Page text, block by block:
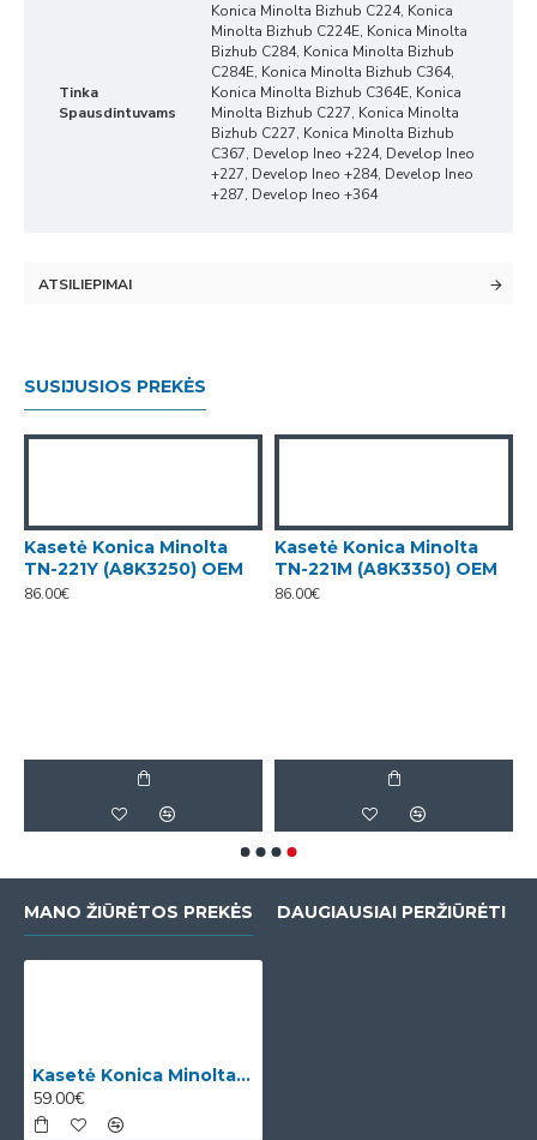
Tinka
Spausdintuvams
Konica Minolta Bizhub C224, Konica
Minolta Bizhub C224E, Konica Minolta
Bizhub C284, Konica Minolta Bizhub
C284E, Konica Minolta Bizhub C364,
Konica Minolta Bizhub C364E, Konica
Minolta Bizhub C227, Konica Minolta
Bizhub C227, Konica Minolta Bizhub
C367, Develop Ineo +224, Develop Ineo
+227, Develop Ineo +284, Develop Ineo
+287, Develop Ineo +364
ATSILIEPIMAI
SUSIJUSIOS PREKĖS
Kasetė Konica Minolta
TN-221Y (A8K3250) OEM
86.00€
Kasetė Konica Minolta
TN-221M (A8K3350) OEM
86.00€
MANO ŽIŪRĖTOS PREKĖS DAUGIAUSIAI PERŽIŪRĖTI
Kasetė Konica Minolta TN-221K (A8K3150) OEM
59.00€